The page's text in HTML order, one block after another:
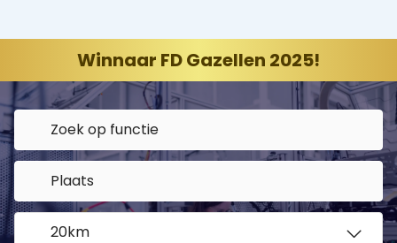
Winnaar FD Gazellen 2025!